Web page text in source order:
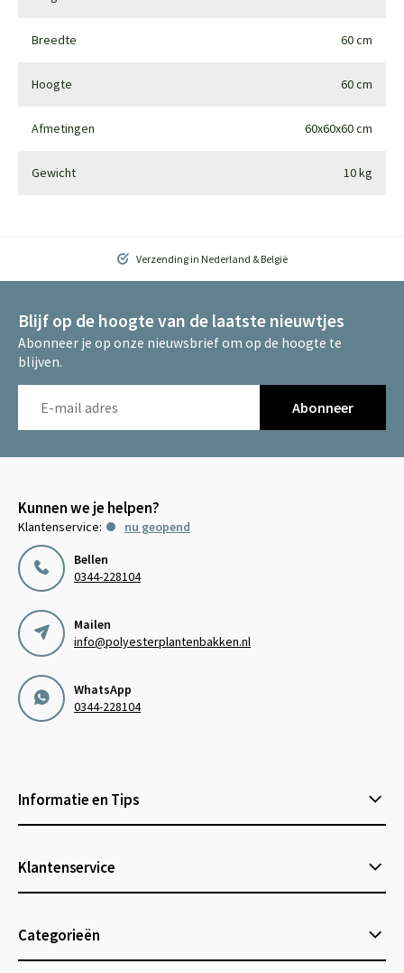
Breedte 60 cm
Hoogte 60 cm
Afmetingen 60x60x60 cm
Gewicht 10 kg
Verzending in Nederland & België
Blijf op de hoogte van de laatste nieuwtjes
Abonneer je op onze nieuwsbrief om op de hoogte te
blijven.
Abonneer
Kunnen we je helpen?
Klantenservice:
nu geopend
Bellen
0344-228104
Mailen
info@polyesterplantenbakken.nl
WhatsApp
0344-228104
Informatie en Tips
Klantenservice
Categorieën